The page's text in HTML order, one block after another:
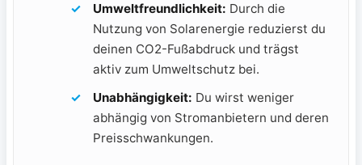
Umweltfreundlichkeit: ‍Durch die
Nutzung von ⁤Solarenergie reduzierst du
deinen CO2-Fußabdruck und‍ trägst
aktiv zum Umweltschutz bei.
Unabhängigkeit: Du wirst weniger
⁢abhängig ⁤von ​Stromanbietern und deren
Preisschwankungen.